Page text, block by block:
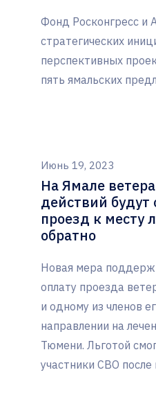
Фонд Росконгресс и
стратегических
перспективных
пять ямальских
Июнь 19, 2023
На Ямале
действий будут
проезд к месту
обратно
Новая мера
оплату проезда
и одному из членов
направлении на
Тюмени. Льготой
участники СВО